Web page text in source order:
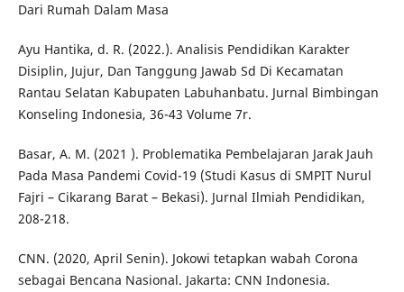
Dari Rumah Dalam Masa
Ayu Hantika, d. R. (2022.). Analisis Pendidikan Karakter
Disiplin, Jujur, Dan Tanggung Jawab Sd Di Kecamatan
Rantau Selatan Kabupaten Labuhanbatu. Jurnal Bimbingan
Konseling Indonesia, 36-43 Volume 7r.
Basar, A. M. (2021 ). Problematika Pembelajaran Jarak Jauh
Pada Masa Pandemi Covid-19 (Studi Kasus di SMPIT Nurul
Fajri – Cikarang Barat – Bekasi). Jurnal Ilmiah Pendidikan,
208-218.
CNN. (2020, April Senin). Jokowi tetapkan wabah Corona
sebagai Bencana Nasional. Jakarta: CNN Indonesia.